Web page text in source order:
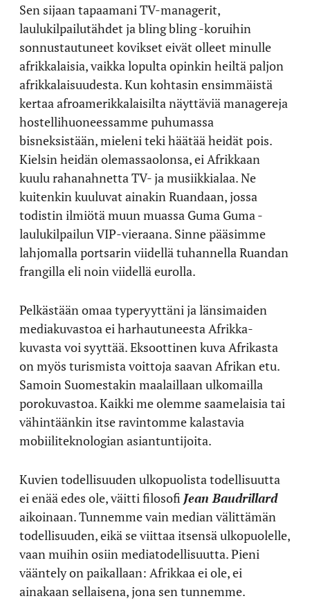
Sen sijaan tapaamani TV-managerit,
laulukilpailutähdet ja bling bling -koruihin
sonnustautuneet kovikset eivät olleet minulle
afrikkalaisia, vaikka lopulta opinkin heiltä paljon
afrikkalaisuudesta. Kun kohtasin ensimmäistä
kertaa afroamerikkalaisilta näyttäviä managereja
hostellihuoneessamme puhumassa
bisneksistään, mieleni teki häätää heidät pois.
Kielsin heidän olemassaolonsa, ei Afrikkaan
kuulu rahanahnetta TV- ja musiikkialaa. Ne
kuitenkin kuuluvat ainakin Ruandaan, jossa
todistin ilmiötä muun muassa Guma Guma -
laulukilpailun VIP-vieraana. Sinne pääsimme
lahjomalla portsarin viidellä tuhannella Ruandan
frangilla eli noin viidellä eurolla.
Pelkästään omaa typeryyttäni ja länsimaiden
mediakuvastoa ei harhautuneesta Afrikka-
kuvasta voi syyttää. Eksoottinen kuva Afrikasta
on myös turismista voittoja saavan Afrikan etu.
Samoin Suomestakin maalaillaan ulkomailla
porokuvastoa. Kaikki me olemme saamelaisia tai
vähintäänkin itse ravintomme kalastavia
mobiiliteknologian asiantuntijoita.
Kuvien todellisuuden ulkopuolista todellisuutta
ei enää edes ole, väitti filosofi Jean Baudrillard
aikoinaan. Tunnemme vain median välittämän
todellisuuden, eikä se viittaa itsensä ulkopuolelle,
vaan muihin osiin mediatodellisuutta. Pieni
vääntely on paikallaan: Afrikkaa ei ole, ei
ainakaan sellaisena, jona sen tunnemme.